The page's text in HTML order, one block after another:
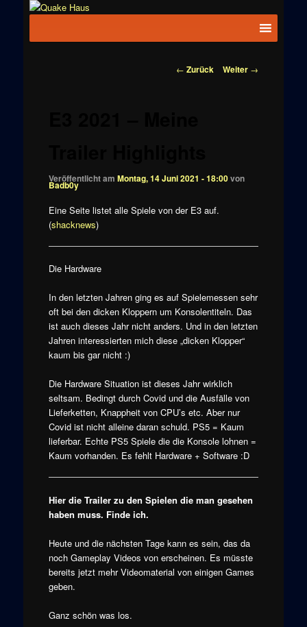
News zu
Beitragsnavigation
← Zurück Weiter →
Veröffentlicht am Montag, 14 Juni 2021 - 18:00von
Badb0y
Eine Seite listet alle Spiele von der E3 auf.
(shacknews)
Die Hardware
In den letzten Jahren ging es auf Spielemessen sehr
oft bei den dicken Kloppern um Konsolentiteln. Das
ist auch dieses Jahr nicht anders. Und in den letzten
Jahren interessierten mich diese „dicken Klopper“
kaum bis gar nicht :)
Die Hardware Situation ist dieses Jahr wirklich
seltsam. Bedingt durch Covid und die Ausfälle von
Lieferketten, Knappheit von CPU’s etc. Aber nur
Covid ist nicht alleine daran schuld. PS5 = Kaum
lieferbar. Echte PS5 Spiele die die Konsole lohnen =
Kaum vorhanden. Es fehlt Hardware + Software :D
Hier die Trailer zu den Spielen die man gesehen
haben muss. Finde ich.
Heute und die nächsten Tage kann es sein, das da
noch Gameplay Videos von erscheinen. Es müsste
bereits jetzt mehr Videomaterial von einigen Games
geben.
Ganz schön was los.